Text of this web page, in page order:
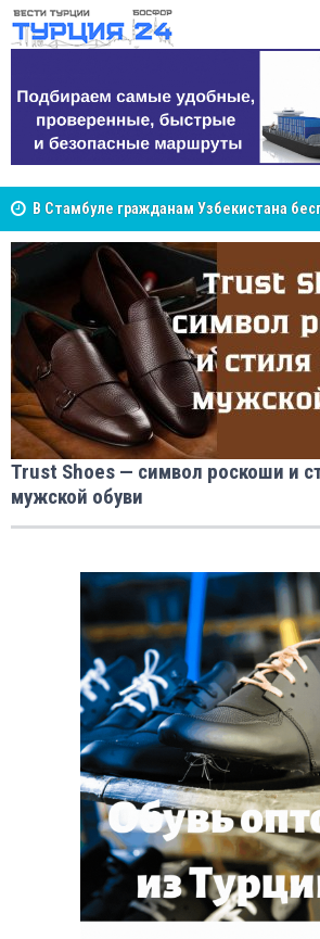
В Стамбуле гражданам Узбекистана
помогут разобраться в юридических
NCS Jeans: турецкий бренд,
покупателей Центральной Азии
Trust Shoes — символ роскоши и
мужской обуви